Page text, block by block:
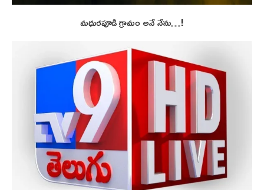
మధురపూడి గ్రామం అనే నేను…!